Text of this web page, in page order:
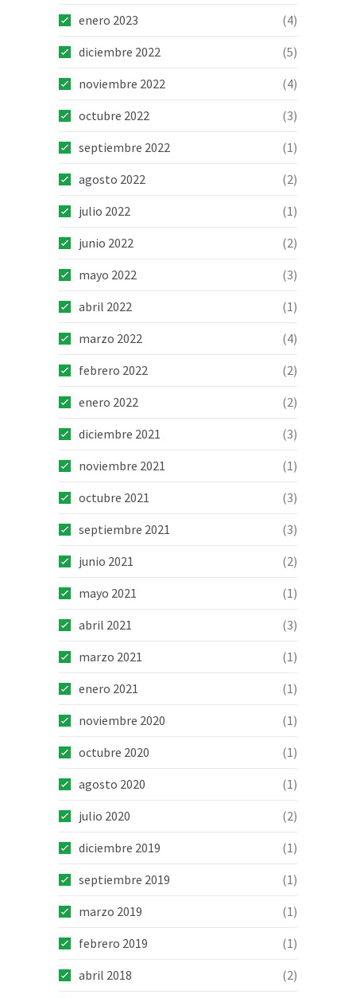
enero 2023
(4)
diciembre 2022
(5)
noviembre 2022
(4)
octubre 2022
(3)
septiembre 2022
(1)
agosto 2022
(2)
julio 2022
(1)
junio 2022
(2)
mayo 2022
(3)
abril 2022
(1)
marzo 2022
(4)
febrero 2022
(2)
enero 2022
(2)
diciembre 2021
(3)
noviembre 2021
(1)
octubre 2021
(3)
septiembre 2021
(3)
junio 2021
(2)
mayo 2021
(1)
abril 2021
(3)
marzo 2021
(1)
enero 2021
(1)
noviembre 2020
(1)
octubre 2020
(1)
agosto 2020
(1)
julio 2020
(2)
diciembre 2019
(1)
septiembre 2019
(1)
marzo 2019
(1)
febrero 2019
(1)
abril 2018
(2)